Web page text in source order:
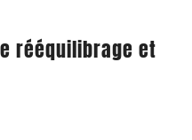
rééquilibrage et